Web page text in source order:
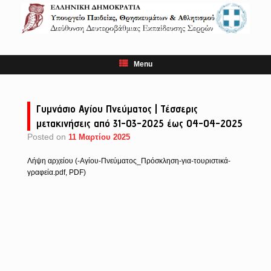
content
Menu
Γυμνάσιο Αγίου Πνεύματος | Τέσσερις
μετακινήσεις από 31-03-2025 έως 04-04-2025
Posted on 11 Μαρτίου 2025
Λήψη αρχείου (-Αγίου-Πνεύματος_Πρόσκληση-για-τουριστικά-
γραφεία.pdf, PDF)